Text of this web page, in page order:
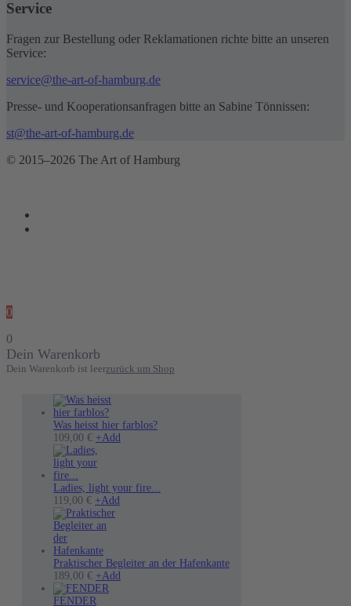
Service
Fragen zur Bestellung oder Reklamationen richte bitte an unseren
Service:
service@the-art-of-hamburg.de
Presse- und Kooperationsanfragen bitte an Sabine Tönnissen:
st@the-art-of-hamburg.de
© 2015–2026 The Art of Hamburg
0
0
Dein Warenkorb
Dein Warenkorb ist leerzurück um Shop
Was heisst hier farblos?
109,00 € +Add
Varianten
der
Ladies, light your fire...
119,00 € +Add
auf.
Die
Praktischer Begleiter an der Hafenkante
189,00 € +Add
FENDER